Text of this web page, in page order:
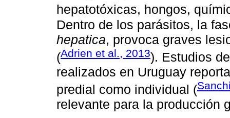
hepatotóxicas, hongos,
Dentro de los parásitos, la
hepatica, provoca graves
(Adrien et al., 2013). Estudios
realizados en Uruguay
predial como individual (
relevante para la producción